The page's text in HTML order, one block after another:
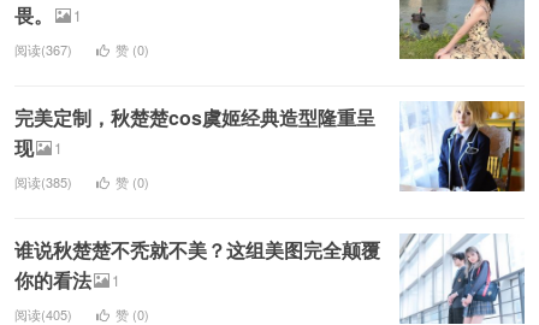
畏。
1
阅读(367) 赞 (0)
完美定制，秋楚楚cos虞姬经典造型隆重呈
现
1
阅读(385) 赞 (0)
谁说秋楚楚不秃就不美？这组美图完全颠覆
你的看法
1
阅读(405) 赞 (0)